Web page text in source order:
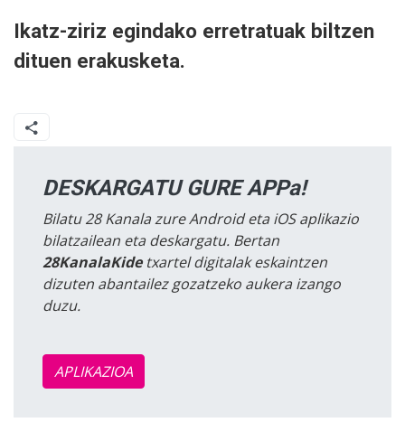
Ikatz-ziriz egindako erretratuak biltzen
dituen erakusketa.
DESKARGATU GURE APPa!
Bilatu 28 Kanala zure Android eta iOS aplikazio
bilatzailean eta deskargatu. Bertan
28KanalaKidetxartel digitalak eskaintzen
dizuten abantailez gozatzeko aukera izango
duzu.
APLIKAZIOA